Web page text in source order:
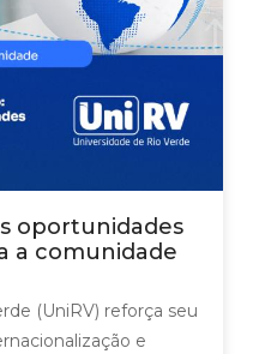
oportunidades
a comunidade
(UniRV) reforça seu
e